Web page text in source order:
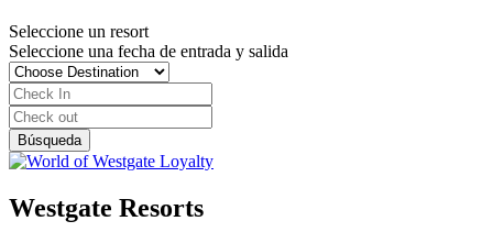
Seleccione un resort
Seleccione una fecha de entrada y salida
Westgate Resorts